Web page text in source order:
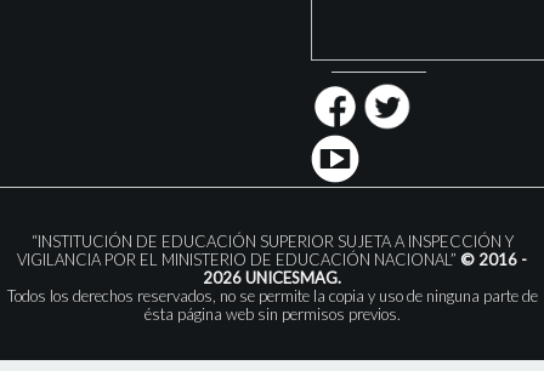
“INSTITUCIÓN DE EDUCACIÓN SUPERIOR SUJETA A INSPECCIÓN Y
VIGILANCIA POR EL MINISTERIO DE EDUCACIÓN NACIONAL” © 2016 -
2026 UNICESMAG.
Todos los derechos reservados, no se permite la copia y uso de ninguna parte de
ésta página web sin permisos previos.